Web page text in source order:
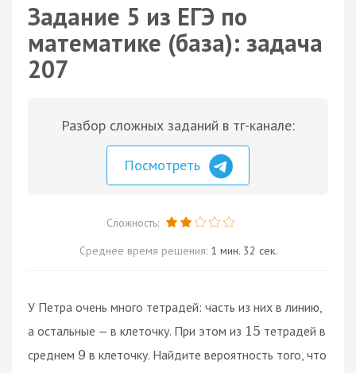
Задание 5 из ЕГЭ по
математике (база): задача
207
Разбор сложных заданий в тг-канале:
Посмотреть
Сложность:
Среднее время решения: 1 мин. 32 сек.
У Петра очень много тетрадей: часть из них в линию,
а остальные — в клеточку. При этом из 15 тетрадей в
среднем 9 в клеточку. Найдите вероятность того, что